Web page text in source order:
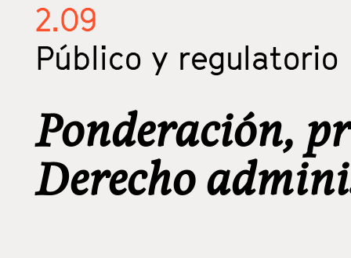
2.09
Público y regulatorio
Ponderación,
Derecho